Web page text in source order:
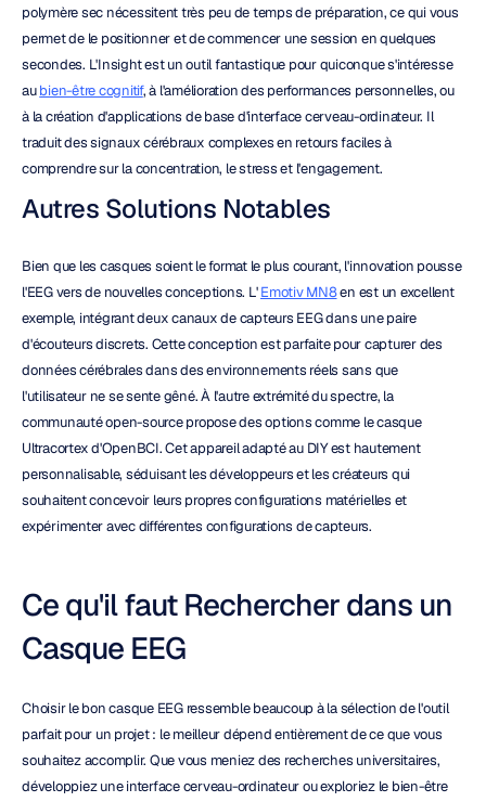
polymère sec nécessitent très peu de temps de préparation, ce qui vous
permet de le positionner et de commencer une session en quelques
secondes. L'Insight est un outil fantastique pour quiconque s'intéresse
au bien-être cognitif, à l'amélioration des performances personnelles, ou
à la création d'applications de base d'interface cerveau-ordinateur. Il
traduit des signaux cérébraux complexes en retours faciles à
comprendre sur la concentration, le stress et l'engagement.
Autres Solutions Notables
Bien que les casques soient le format le plus courant, l'innovation pousse
l'EEG vers de nouvelles conceptions. L' Emotiv MN8 en est un excellent
exemple, intégrant deux canaux de capteurs EEG dans une paire
d'écouteurs discrets. Cette conception est parfaite pour capturer des
données cérébrales dans des environnements réels sans que
l'utilisateur ne se sente gêné. À l'autre extrémité du spectre, la
communauté open-source propose des options comme le casque
Ultracortex d'OpenBCI. Cet appareil adapté au DIY est hautement
personnalisable, séduisant les développeurs et les créateurs qui
souhaitent concevoir leurs propres configurations matérielles et
expérimenter avec différentes configurations de capteurs.
Ce qu'il faut Rechercher dans un
Casque EEG
Choisir le bon casque EEG ressemble beaucoup à la sélection de l'outil
parfait pour un projet : le meilleur dépend entièrement de ce que vous
souhaitez accomplir. Que vous meniez des recherches universitaires,
développiez une interface cerveau-ordinateur ou exploriez le bien-être